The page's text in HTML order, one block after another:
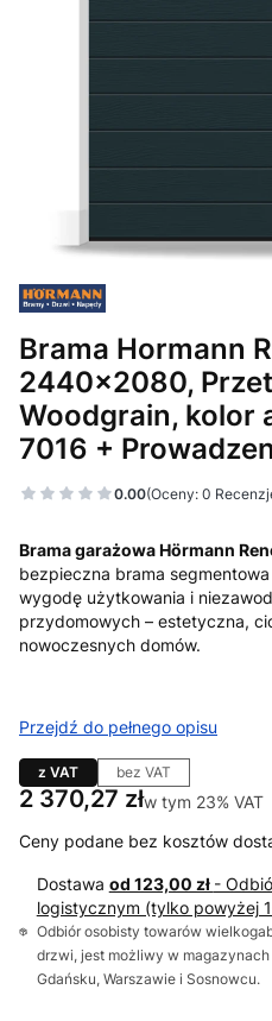
Brama Hormann
2440x2080,
Woodgrain, kolor
7016 +
0.00(Oceny: 0
Brama garażowa Hörmann
bezpieczna brama
wygodę użytkowania i
przydomowych – estetyczna,
nowoczesnych domów.
Przejdź do pełnego opisu
z VAT bez VAT
Cena
2 370,27 złw tym 23% VAT
w tym 23% VAT
Ceny podane bez kosztów
Dostawa od 123,00 zł -
logistycznym (tylko powyżej
Odbiór osobisty towarów
drzwi, jest możliwy w
Gdańsku, Warszawie i Sosnowcu.